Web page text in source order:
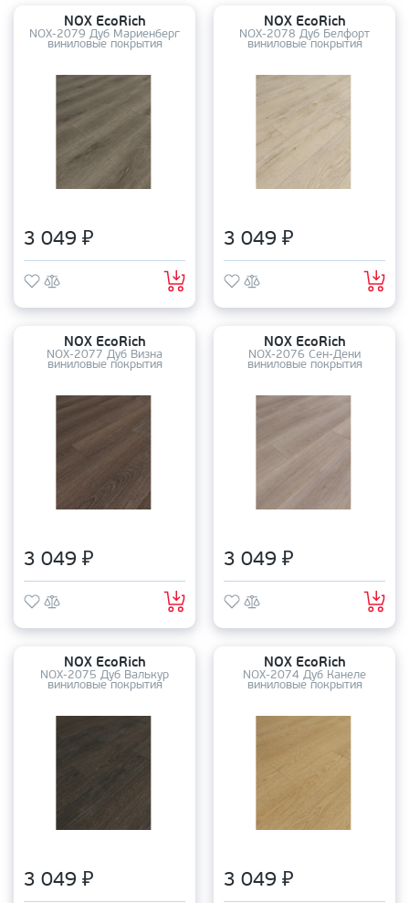
NOX EcoRich
NOX-2079 Дуб Мариенберг
виниловые покрытия
3 049 ₽
NOX EcoRich
NOX-2078 Дуб Белфорт
виниловые покрытия
3 049 ₽
NOX EcoRich
NOX-2077 Дуб Визна
виниловые покрытия
3 049 ₽
NOX EcoRich
NOX-2076 Сен-Дени
виниловые покрытия
3 049 ₽
NOX EcoRich
NOX-2075 Дуб Валькур
виниловые покрытия
3 049 ₽
NOX EcoRich
NOX-2074 Дуб Канеле
виниловые покрытия
3 049 ₽